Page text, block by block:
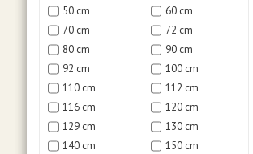
50 cm
60 cm
70 cm
72 cm
80 cm
90 cm
92 cm
100 cm
110 cm
112 cm
116 cm
120 cm
129 cm
130 cm
140 cm
150 cm